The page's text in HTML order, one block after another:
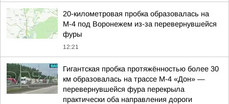
20-километровая пробка образовалась на
М-4 под Воронежем из-за перевернувшейся
фуры
12:21
Гигантская пробка протяжённостью более 30
км образовалась на трассе М-4 «Дон» —
перевернувшейся фура перекрыла
практически оба направления дороги